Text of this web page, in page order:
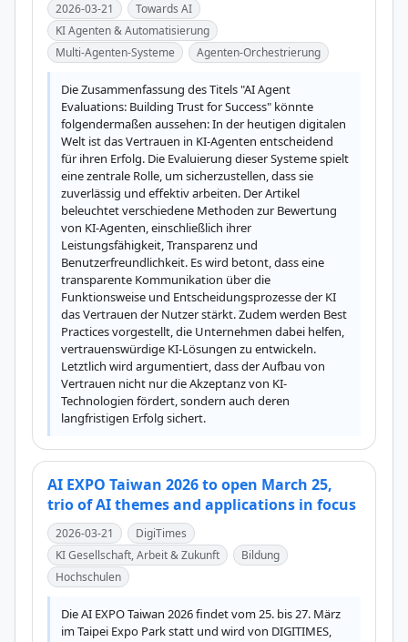
2026-03-21
Towards AI
KI Agenten & Automatisierung
Multi-Agenten-Systeme
Agenten-Orchestrierung
Die Zusammenfassung des Titels "AI Agent
Evaluations: Building Trust for Success" könnte
folgendermaßen aussehen: In der heutigen digitalen
Welt ist das Vertrauen in KI-Agenten entscheidend
für ihren Erfolg. Die Evaluierung dieser Systeme spielt
eine zentrale Rolle, um sicherzustellen, dass sie
zuverlässig und effektiv arbeiten. Der Artikel
beleuchtet verschiedene Methoden zur Bewertung
von KI-Agenten, einschließlich ihrer
Leistungsfähigkeit, Transparenz und
Benutzerfreundlichkeit. Es wird betont, dass eine
transparente Kommunikation über die
Funktionsweise und Entscheidungsprozesse der KI
das Vertrauen der Nutzer stärkt. Zudem werden Best
Practices vorgestellt, die Unternehmen dabei helfen,
vertrauenswürdige KI-Lösungen zu entwickeln.
Letztlich wird argumentiert, dass der Aufbau von
Vertrauen nicht nur die Akzeptanz von KI-
Technologien fördert, sondern auch deren
langfristigen Erfolg sichert.
AI EXPO Taiwan 2026 to open March 25,
trio of AI themes and applications in focus
2026-03-21
DigiTimes
KI Gesellschaft, Arbeit & Zukunft
Bildung
Hochschulen
Die AI EXPO Taiwan 2026 findet vom 25. bis 27. März
im Taipei Expo Park statt und wird von DIGITIMES,